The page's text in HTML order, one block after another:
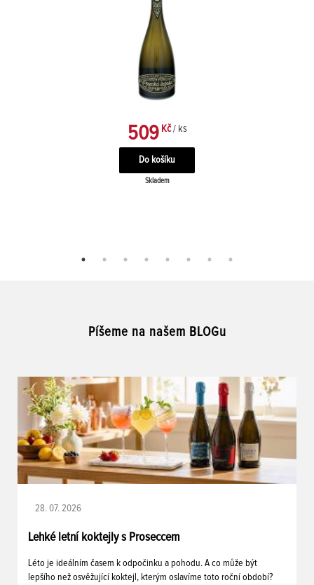
509Kč / ks
Skladem
Píšeme na našem BLOGu
28. 07. 2026
Lehké letní koktejly s Proseccem
Léto je ideálním časem k odpočinku a pohodu. A co může být
lepšího než osvěžující koktejl, kterým oslavíme toto roční období?